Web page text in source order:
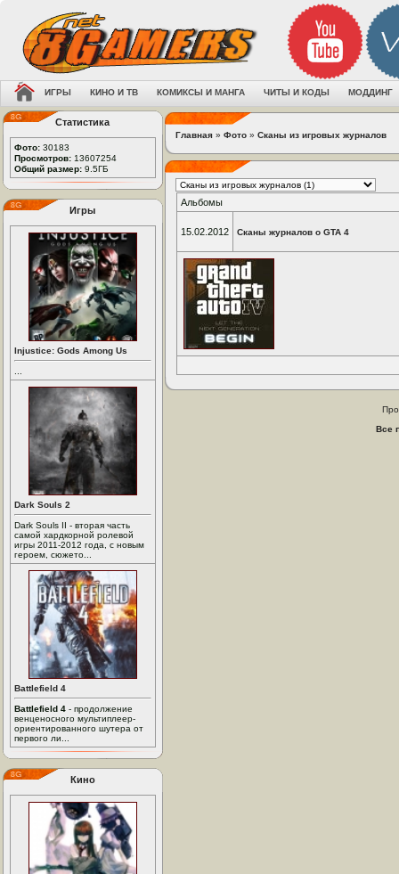
ИГРЫ КИНО И ТВ КОМИКСЫ И МАНГА ЧИТЫ И КОДЫ МОДДИНГ
Статистика
Фото: 30183
Просмотров: 13607254
Общий размер: 9.5ГБ
Игры
Injustice: Gods Among Us
Dark Souls 2
Dark Souls II - вторая часть
самой хардкорной ролевой
игры 2011-2012 года, с новым
героем, сюжето...
Battlefield 4
Battlefield 4 - продолжение
венценосного мультиплеер-
ориентированного шутера от
первого ли...
Кино
Главная » Фото » Сканы из игровых журналов
Альбомы
15.02.2012 Сканы журналов о GTA 4
Все